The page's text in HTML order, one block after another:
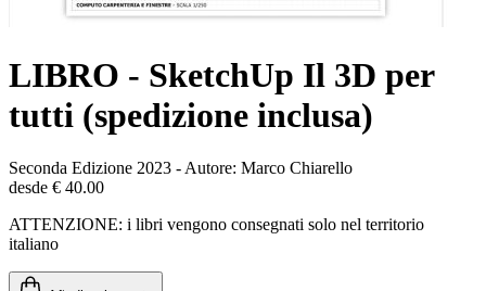
LIBRO - SketchUp Il 3D per
tutti (spedizione inclusa)
Seconda Edizione 2023 - Autore: Marco Chiarello
desde € 40.00
ATTENZIONE: i libri vengono consegnati solo nel territorio
italiano